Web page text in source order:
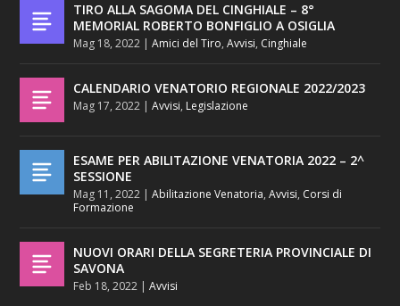
TIRO ALLA SAGOMA DEL CINGHIALE – 8°
MEMORIAL ROBERTO BONFIGLIO A OSIGLIA
Mag 18, 2022 |Amici del Tiro,Avvisi, Cinghiale
CALENDARIO VENATORIO REGIONALE 2022/2023
Mag 17, 2022 |Avvisi, Legislazione
ESAME PER ABILITAZIONE VENATORIA 2022 – 2^
SESSIONE
Mag 11, 2022 |Abilitazione Venatoria,Avvisi, Corsi di
Formazione
NUOVI ORARI DELLA SEGRETERIA PROVINCIALE DI
SAVONA
Feb 18, 2022 |Avvisi